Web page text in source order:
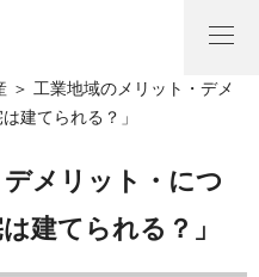
＞ 工業地域のメリット・デメ
建てられる？」
メリット・につ
建てられる？」